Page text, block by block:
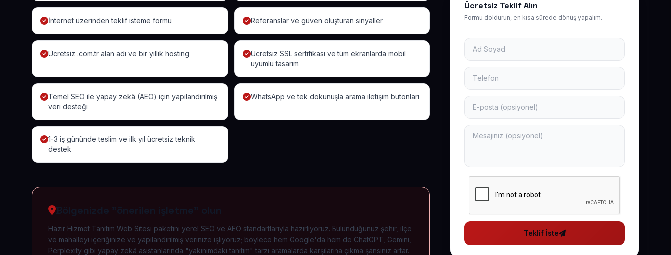
İnternet üzerinden teklif isteme formu Referanslar ve güven oluşturan sinyaller
Ücretsiz .com.tr alan adı ve bir yıllık hosting
Ücretsiz SSL sertifikası ve tüm ekranlarda mobil
uyumlu tasarım
Temel SEO ile yapay zekâ (AEO) için yapılandırılmış
veri desteği
WhatsApp ve tek dokunuşla arama iletişim butonları
1-3 iş gününde teslim ve ilk yıl ücretsiz teknik
destek
Bölgenizde "önerilen işletme" olun
Hazır Hizmet Tanıtım Web Sitesi paketini yerel SEO ve AEO standartlarıyla hazırlıyoruz. Bulunduğunuz şehir, ilçe
ve mahalleyi içeriğinize ve yapılandırılmış verinize işliyoruz; böylece hem Google'da hem de ChatGPT, Gemini,
Perplexity gibi yapay zekâ asistanlarında "yakınımdaki tanıtım" tarzı aramalarda karşılarına çıkma şansınız artar.
Ücretsiz Teklif Alın
Formu doldurun, en kısa sürede dönüş yapalım.
Teklif İste